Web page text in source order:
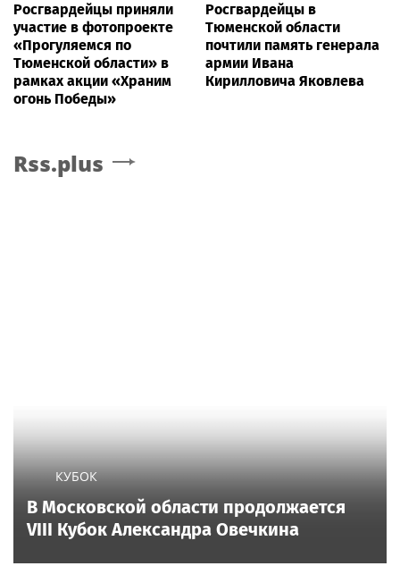
Росгвардейцы приняли
участие в фотопроекте
«Прогуляемся по
Тюменской области» в
рамках акции «Храним
огонь Победы»
Росгвардейцы в
Тюменской области
почтили память генерала
армии Ивана
Кирилловича Яковлева
Rss.plus
КУБОК
В Московской области продолжается
VIII Кубок Александра Овечкина